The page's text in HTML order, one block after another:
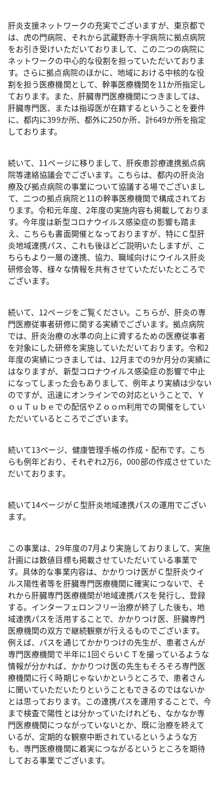
肝炎支援ネットワークの充実でございますが、東京都で
は、虎の門病院、それから武蔵野赤十字病院に拠点病院
をお引き受けいただいておりまして、この二つの病院に
ネットワークの中心的な役割を担っていただいておりま
す。さらに拠点病院のほかに、地域における中核的な役
割を担う医療機関として、幹事医療機関を11か所指定し
ております。また、肝臓専門医療機関につきましては、
肝臓専門医、または指導医が在籍するということを要件
に、都内に399か所、都外に250か所、計649か所を指定
しております。
続いて、11ページに移りまして、肝疾患診療連携拠点病
院等連絡協議会でございます。こちらは、都内の肝炎治
療及び拠点病院の事業について協議する場でございまし
て、二つの拠点病院と11の幹事医療機関で構成されてお
ります。令和元年度、2年度の実施内容も掲載しておりま
す。今年度は新型コロナウイルス感染症の影響も踏ま
え、こちらも書面開催となっておりますが、特にＣ型肝
炎地域連携パス、これも後ほどご説明いたしますが、こ
ちらもより一層の連携、協力、職域向けにウイルス肝炎
研修会等、様々な情報を共有させていただいたところで
ございます。
続いて、12ページをご覧ください。こちらが、肝炎の専
門医療従事者研修に関する実績でございます。拠点病院
では、肝炎治療の水準の向上に資するための医療従事者
を対象にした研修を実施していただいております。令和2
年度の実績につきましては、12月までの9か月分の実績に
はなりますが、新型コロナウイルス感染症の影響で中止
になってしまった会もありまして、例年より実績は少ない
のですが、迅速にオンラインでの対応ということで、Ｙ
ｏｕＴｕｂｅでの配信やＺｏｏｍ利用での開催をしてい
ただいているところでございます。
続いて13ページ、健康管理手帳の作成・配布です。こち
らも例年どおり、それぞれ2万6，000部の作成させていた
だいております。
続いて14ページがＣ型肝炎地域連携パスの運用でござい
ます。
この事業は、29年度の7月より実施しておりまして、実施
計画には数値目標も掲載させていただいている事業で
す。具体的な事業内容は、かかりつけ医がＣ型肝炎ウイ
ルス陽性者等を肝臓専門医療機関に確実につないで、そ
れから肝臓専門医療機関が地域連携パスを発行し、登録
する。インターフェロンフリー治療が終了した後も、地
域連携パスを活用することで、かかりつけ医、肝臓専門
医療機関の双方で継続観察が行えるものでございます。
例えば、パスを通じてかかりつけの先生が、患者さんが
専門医療機関で半年に1回ぐらいＣＴを撮っているような
情報が分かれば、かかりつけ医の先生もそろそろ専門医
療機関に行く時期じゃないかというところで、患者さん
に聞いていただいたりということもできるのではないか
とは思っております。この連携パスを運用することで、今
まで検査で陽性とは分かっていたけれども、なかなか専
門医療機関につながっていないとか、既に治療を終えて
いるが、定期的な観察中断されているというような方
も、専門医療機関に着実につながるというところを期待
しておる事業でございます。